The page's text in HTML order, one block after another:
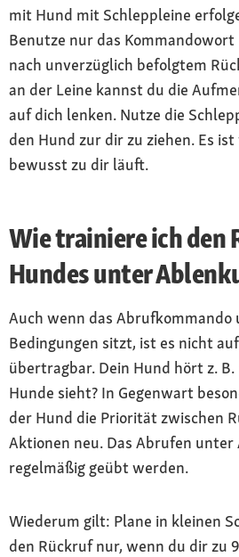
mit Hund mit Schleppleine
Benutze nur das
nach unverzüglich befolgtem
an der Leine kannst du die
auf dich lenken. Nutze die
den Hund zur dir zu ziehen. Es
bewusst zu dir läuft.
Wie trainiere ich den
Hundes unter
Auch wenn das
Bedingungen sitzt, ist es nicht
übertragbar. Dein Hund hört z.
Hunde sieht? In Gegenwart
der Hund die Priorität zwischen
Aktionen neu. Das Abrufen unter
regelmäßig geübt werden.
Wiederum gilt: Plane in kleinen
den Rückruf nur, wenn du dir zu